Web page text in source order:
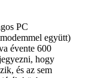
PC
együtt)
évente 600
hogy
és az sem